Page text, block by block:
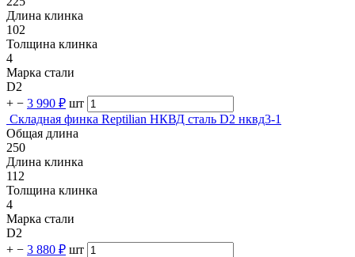
Длина клинка
102
Толщина клинка
4
Марка стали
D2
+ − 3 990 ₽ шт
Складная финка Reptilian НКВД сталь D2 нквд3-1
Общая длина
250
Длина клинка
112
Толщина клинка
4
Марка стали
D2
+ − 3 880 ₽ шт